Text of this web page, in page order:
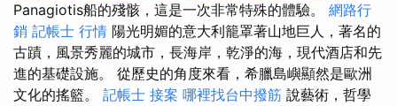
Panagiotis船的殘骸，這是一次非常特殊的體驗。 網路行
銷 記帳士 行情 陽光明媚的意大利籠罩著山地巨人，著名的
古蹟，風景秀麗的城市，長海岸，乾淨的海，現代酒店和先
進的基礎設施。 從歷史的角度來看，希臘島嶼顯然是歐洲
文化的搖籃。 記帳士 接案 哪裡找台中撥筋 說藝術，哲學